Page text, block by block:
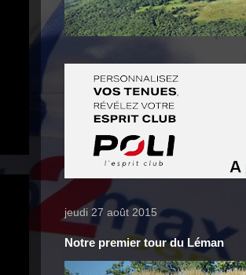
jeudi 27 août 2015
Notre premier tour du Léman